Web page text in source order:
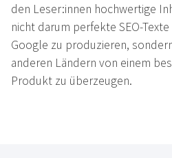
den Leser:innen hochwertige
nicht darum perfekte SEO-
Google zu produzieren,
anderen Ländern von einem
Produkt zu überzeugen.